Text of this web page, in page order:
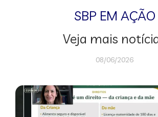
SBP EM AÇÃO
Veja mais
08/06/2026